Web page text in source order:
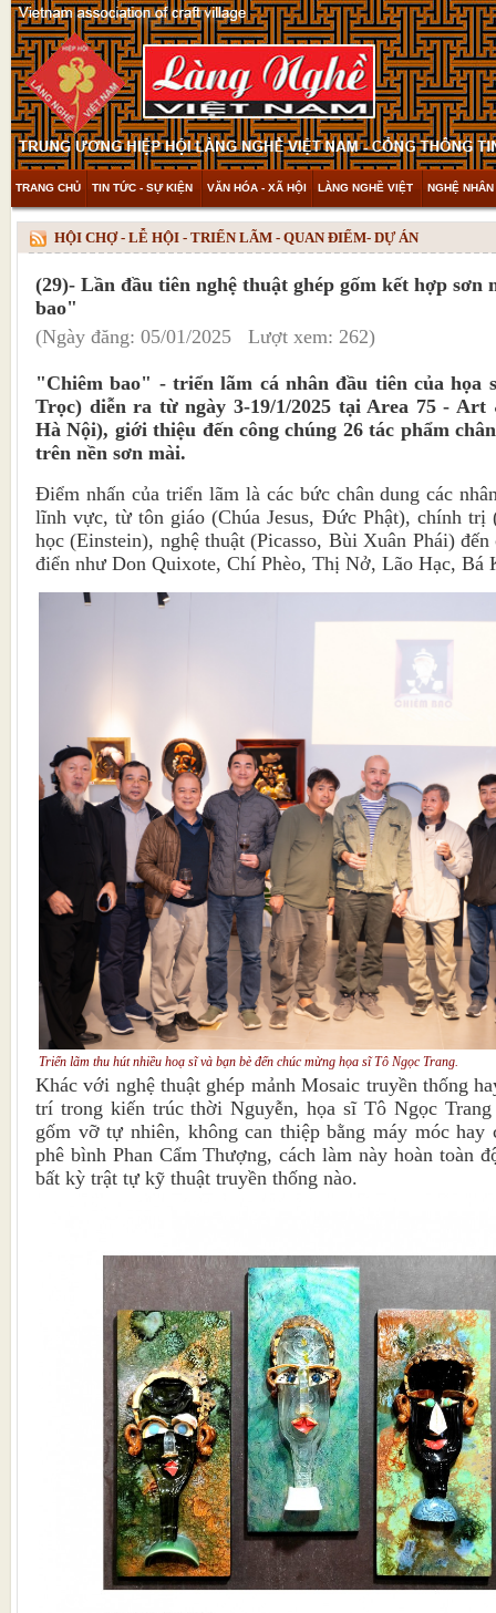
TRANG CHỦ TIN TỨC - SỰ KIỆN VĂN HÓA - XÃ HỘI LÀNG NGHỀ VIỆT NGHỆ
THAM KHẢO & KHÁM PHÁ VIDEO
HỘI CHỢ - LỄ HỘI - TRIỂN LÃM - QUAN ĐIỂM- DỰ ÁN
(29)- Lần đầu tiên nghệ thuật ghép gốm kết hợp
bao"
(Ngày đăng: 05/01/2025 Lượt xem: 262)
"Chiêm bao" - triển lãm cá nhân đầu tiên của họa
Trọc) diễn ra từ ngày 3-19/1/2025 tại Area 75 -
Hà Nội), giới thiệu đến công chúng 26 tác phẩm
trên nền sơn mài.
Điểm nhấn của triển lãm là các bức chân dung các
lĩnh vực, từ tôn giáo (Chúa Jesus, Đức Phật), chính trị
học (Einstein), nghệ thuật (Picasso, Bùi Xuân Phái)
điển như Don Quixote, Chí Phèo, Thị Nở, Lão Hạc, Bá
Triển lãm thu hút nhiều hoạ sĩ và bạn bè đến chúc mừng họa sĩ Tô Ngọc Trang.
Khác với nghệ thuật ghép mảnh Mosaic truyền thống
trí trong kiến trúc thời Nguyễn, họa sĩ Tô Ngọc
gốm vỡ tự nhiên, không can thiệp bằng máy móc
phê bình Phan Cẩm Thượng, cách làm này hoàn toàn
bất kỳ trật tự kỹ thuật truyền thống nào.